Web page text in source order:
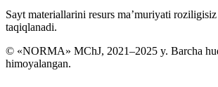
Sayt materiallarini resurs ma’muriyati
taqiqlanadi.
© «NORMA» MChJ, 2021–2025 y. Barcha
himoyalangan.